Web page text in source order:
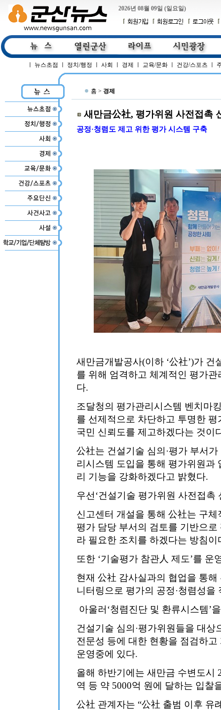
2026년 08월 09일 (일요일)
뉴스초점 정치/행정 사회 경제 교육/문화 건강/스포츠
홈 > 경제
새만금公社, 평가위원 사전접촉
공정·청렴도 제고 위한 평가 시스템 구축
새만금개발공사(이하 ‘公社’)가
를 위해 엄격하고 체계적인 평가
다.
조달청의 평가관리시스템 벤치마
를 선제적으로 차단하고 투명한
국민 신뢰도를 제고하겠다는 것이
公社는 건설기술 심의·평가 부서
리시스템 도입을 통해 평가위원과
리 기능을 강화하겠다고 밝혔다.
우선‘건설기술 평가위원 사전접촉
신고센터 개설을 통해 公社는 구
평가 담당 부서의 검토를 기반으
라 필요한 조치를 하겠다는 방침이
또한 ‘기술평가 참관人 제도’를 운
현재 公社 감사실과의 협업을 통
니터링으로 평가의 공정·청렴성을
아울러‘청렴진단 및 환류시스템’
건설기술 심의·평가위원들을 대상
전문성 등에 대한 현황을 점검하
운영중에 있다.
올해 하반기에는 새만금 수변도시
역 등 약 5000억 원에 달하는 입찰
公社 관계자는 “公社 출범 이후 유